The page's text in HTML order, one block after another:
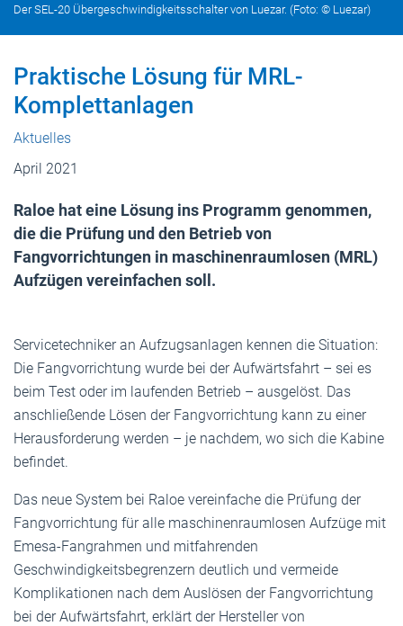
Der SEL-20 Übergeschwindigkeitsschalter von Luezar. (Foto: © Luezar)
Praktische Lösung für MRL-
Komplettanlagen
Aktuelles
April 2021
Raloe hat eine Lösung ins Programm genommen,
die die Prüfung und den Betrieb von
Fangvorrichtungen in maschinenraumlosen (MRL)
Aufzügen vereinfachen soll.
Servicetechniker an Aufzugsanlagen kennen die Situation:
Die Fangvorrichtung wurde bei der Aufwärtsfahrt – sei es
beim Test oder im laufenden Betrieb – ausgelöst. Das
anschließende Lösen der Fangvorrichtung kann zu einer
Herausforderung werden – je nachdem, wo sich die Kabine
befindet.
Das neue System bei Raloe vereinfache die Prüfung der
Fangvorrichtung für alle maschinenraumlosen Aufzüge mit
Emesa-Fangrahmen und mitfahrenden
Geschwindigkeitsbegrenzern deutlich und vermeide
Komplikationen nach dem Auslösen der Fangvorrichtung
bei der Aufwärtsfahrt, erklärt der Hersteller von